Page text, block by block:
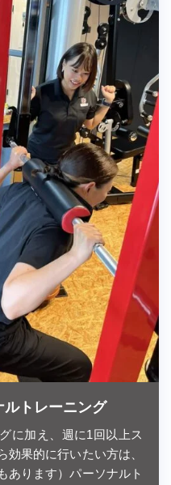
トレーニング
に加え、週に1回以上ス
効果的に行いたい方は、
あります）パーソナルト